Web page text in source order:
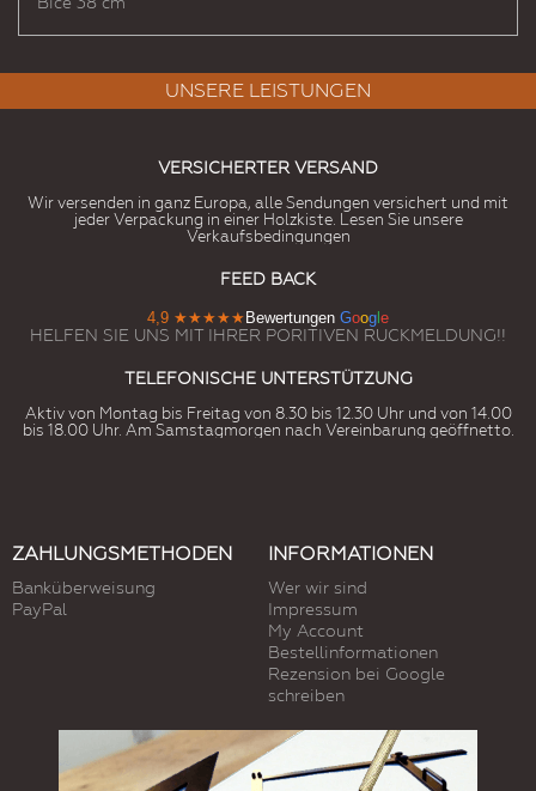
UNSERE LEISTUNGEN
VERSICHERTER VERSAND
Wir versenden in ganz Europa, alle Sendungen versichert und mit
jeder Verpackung in einer Holzkiste. Lesen Sie unsere
Verkaufsbedingungen
FEED BACK
4,9 ★★★★★ Bewertungen Goog e
HELFEN SIE UNS MIT IHRER PORITIVEN RUCKMELDUNG!!
TELEFONISCHE UNTERSTÜTZUNG
Aktiv von Montag bis Freitag von 8.30 bis 12.30 Uhr und von 14.00
bis 18.00 Uhr. Am Samstagmorgen nach Vereinbarung geöffnetto.
ZAHLUNGSMETHODEN
Banküberweisung
PayPal
INFORMATIONEN
Wer wir sind
Impressum
My Account
Bestellinformationen
Rezension bei Google
schreiben